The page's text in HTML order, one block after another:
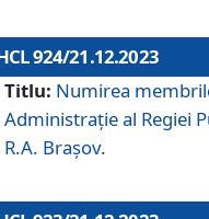
924/21.12.2023
Titlu: Numirea
Administraţie al Regiei
R.A. Brașov.